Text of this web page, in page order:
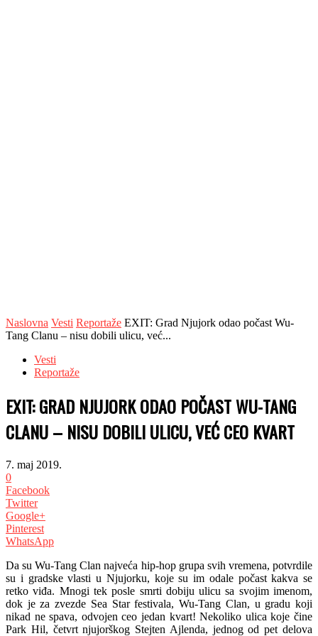
Naslovna Vesti Reportaže EXIT: Grad Njujork odao počast Wu-
Tang Clanu – nisu dobili ulicu, već...
Vesti
Reportaže
EXIT: GRAD NJUJORK ODAO POČAST WU-TANG
CLANU – NISU DOBILI ULICU, VEĆ CEO KVART
7. maj 2019.
0
Facebook
Twitter
Google+
Pinterest
WhatsApp
Da su Wu-Tang Clan najveća hip-hop grupa svih vremena, potvrdile
su i gradske vlasti u Njujorku, koje su im odale počast kakva se
retko viđa. Mnogi tek posle smrti dobiju ulicu sa svojim imenom,
dok je za zvezde Sea Star festivala, Wu-Tang Clan, u gradu koji
nikad ne spava, odvojen ceo jedan kvart! Nekoliko ulica koje čine
Park Hil, četvrt njujorškog Stejten Ajlenda, jednog od pet delova